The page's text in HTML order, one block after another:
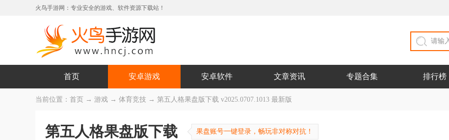
火鸟手游网：专业安全的游戏、软件资源下载站！
首页 安卓游戏 安卓软件 文章资讯 专题合集 排行榜
当前位置： 首页 → 游戏 → 体育竞技 → 第五人格果盘版下载 v2025.0707.1013 最新版
第五人格果盘版下载 果盘账号一键登录，畅玩非对称对抗！